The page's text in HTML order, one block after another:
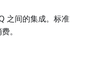
之间的集成。标准
。